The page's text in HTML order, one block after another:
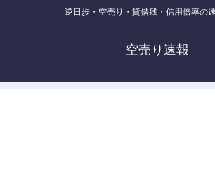
逆日歩・空売り・貸借残・信用倍率の
空売り速報